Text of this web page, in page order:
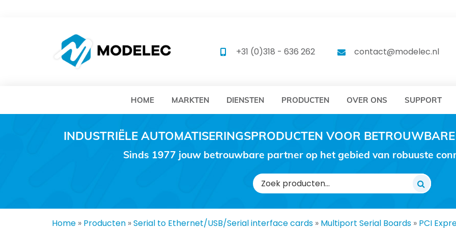
MODELEC MODELEC
+31 (0)318 - 636 262 contact@modelec.nl
HOME MARKTEN DIENSTEN PRODUCTEN OVER ONS SUPPORT
INDUSTRIËLE AUTOMATISERINGSPRODUCTEN VOOR
Sinds 1977 jouw betrouwbare partner op het gebied van robuuste
Zoeken
naar:
Home » Producten »Serial to Ethernet/USB/Serial interface cards » Multiport Serial Boards » PCI